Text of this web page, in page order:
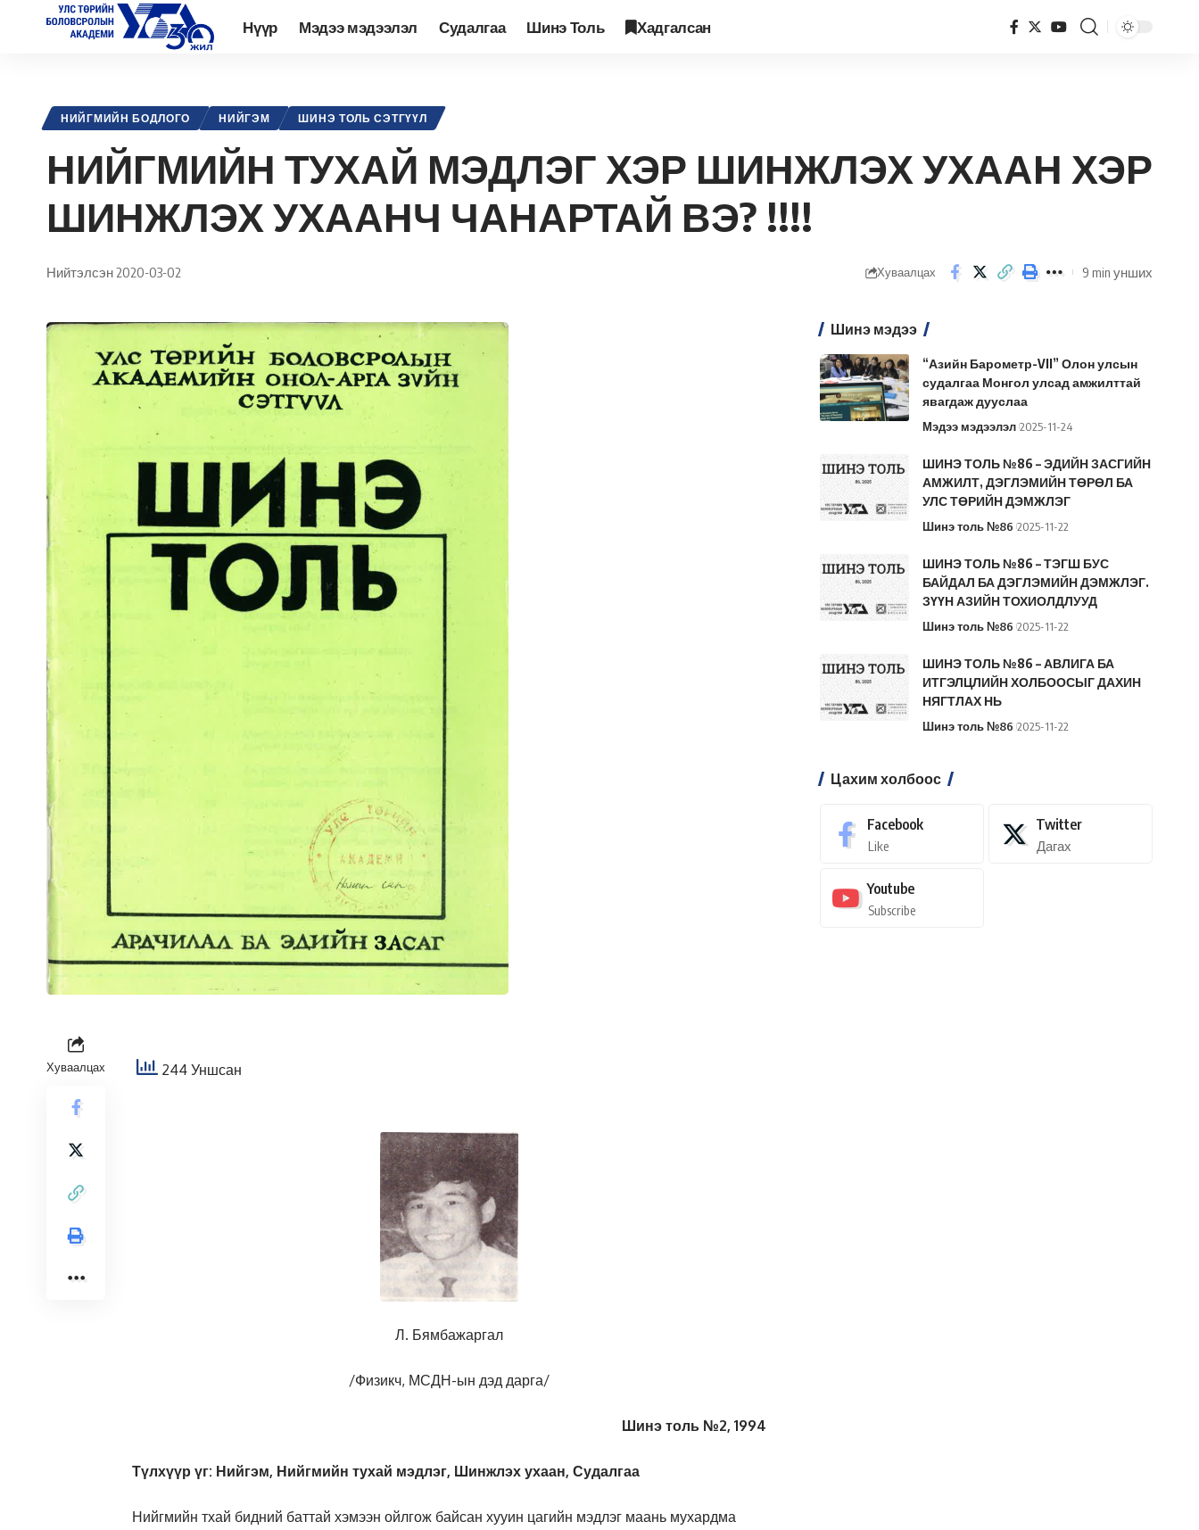
Нүүр Мэдээ мэдээлэл Судалгаа Шинэ Толь Хадгалсан
НИЙГМИЙН БОДЛОГО НИЙГЭМ ШИНЭ ТОЛЬ СЭТГҮҮЛ
НИЙГМИЙН ТУХАЙ МЭДЛЭГ ХЭР ШИНЖЛЭХ УХААН ХЭР
ШИНЖЛЭХ УХААНЧ ЧАНАРТАЙ ВЭ? !!!!
Нийтэлсэн 2020-03-02 Хуваалцах 9 min унших
Хуваалцах 244 Уншсан
Л. Бямбажаргал
/Физикч, МСДН-ын дэд дарга/
Шинэ толь №2, 1994
Түлхүүр үг: Нийгэм, Нийгмийн тухай мэдлэг, Шинжлэх ухаан, Судалгаа
Нийгмийн тхай бидний баттай хэмээн ойлгож байсан хууин цагийн мэдлэг маань мухардма
Шинэ мэдээ
“Азийн Барометр-VII” Олон улсын
судалгаа Монгол улсад амжилттай
явагдаж дууслаа
Мэдээ мэдээлэл 2025-11-24
ШИНЭ ТОЛЬ №86 – ЭДИЙН ЗАСГИЙН
АМЖИЛТ, ДЭГЛЭМИЙН ТӨРӨЛ БА
УЛС ТӨРИЙН ДЭМЖЛЭГ
Шинэ толь №86 2025-11-22
ШИНЭ ТОЛЬ №86 – ТЭГШ БУС
БАЙДАЛ БА ДЭГЛЭМИЙН ДЭМЖЛЭГ.
ЗҮҮН АЗИЙН ТОХИОЛДЛУУД
Шинэ толь №86 2025-11-22
ШИНЭ ТОЛЬ №86 – АВЛИГА БА
ИТГЭЛЦЛИЙН ХОЛБООСЫГ ДАХИН
НЯГТЛАХ НЬ
Шинэ толь №86 2025-11-22
Цахим холбоос
Facebook
Like
Twitter
Дагах
Youtube
Subscribe